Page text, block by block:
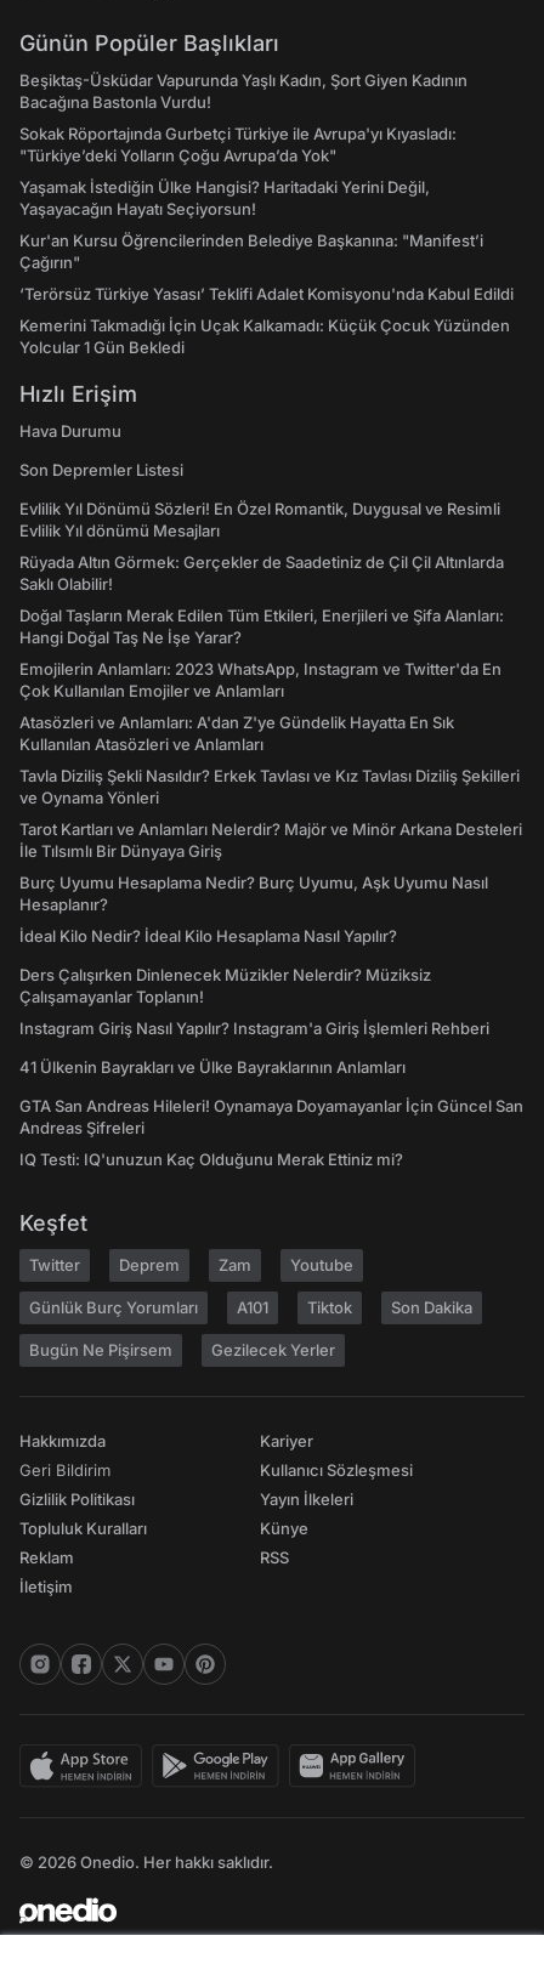
Günün Popüler Başlıkları
Beşiktaş-Üsküdar Vapurunda Yaşlı Kadın, Şort Giyen Kadının
Bacağına Bastonla Vurdu!
Sokak Röportajında Gurbetçi Türkiye ile Avrupa'yı Kıyasladı:
"Türkiye’deki Yolların Çoğu Avrupa’da Yok"
Yaşamak İstediğin Ülke Hangisi? Haritadaki Yerini Değil,
Yaşayacağın Hayatı Seçiyorsun!
Kur'an Kursu Öğrencilerinden Belediye Başkanına: "Manifest’i
Çağırın"
‘Terörsüz Türkiye Yasası’ Teklifi Adalet Komisyonu'nda Kabul Edildi
Kemerini Takmadığı İçin Uçak Kalkamadı: Küçük Çocuk Yüzünden
Yolcular 1 Gün Bekledi
Hızlı Erişim
Hava Durumu
Son Depremler Listesi
Evlilik Yıl Dönümü Sözleri! En Özel Romantik, Duygusal ve Resimli
Evlilik Yıl dönümü Mesajları
Rüyada Altın Görmek: Gerçekler de Saadetiniz de Çil Çil Altınlarda
Saklı Olabilir!
Doğal Taşların Merak Edilen Tüm Etkileri, Enerjileri ve Şifa Alanları:
Hangi Doğal Taş Ne İşe Yarar?
Emojilerin Anlamları: 2023 WhatsApp, Instagram ve Twitter'da En
Çok Kullanılan Emojiler ve Anlamları
Atasözleri ve Anlamları: A'dan Z'ye Gündelik Hayatta En Sık
Kullanılan Atasözleri ve Anlamları
Tavla Diziliş Şekli Nasıldır? Erkek Tavlası ve Kız Tavlası Diziliş Şekilleri
ve Oynama Yönleri
Tarot Kartları ve Anlamları Nelerdir? Majör ve Minör Arkana Desteleri
İle Tılsımlı Bir Dünyaya Giriş
Burç Uyumu Hesaplama Nedir? Burç Uyumu, Aşk Uyumu Nasıl
Hesaplanır?
İdeal Kilo Nedir? İdeal Kilo Hesaplama Nasıl Yapılır?
Ders Çalışırken Dinlenecek Müzikler Nelerdir? Müziksiz
Çalışamayanlar Toplanın!
Instagram Giriş Nasıl Yapılır? Instagram'a Giriş İşlemleri Rehberi
41 Ülkenin Bayrakları ve Ülke Bayraklarının Anlamları
GTA San Andreas Hileleri! Oynamaya Doyamayanlar İçin Güncel San
Andreas Şifreleri
IQ Testi: IQ'unuzun Kaç Olduğunu Merak Ettiniz mi?
Keşfet
Twitter Deprem Zam Youtube
Günlük Burç Yorumları A101 Tiktok Son Dakika
Bugün Ne Pişirsem Gezilecek Yerler
Hakkımızda
Geri Bildirim
Gizlilik Politikası
Topluluk Kuralları
Reklam
İletişim
Kariyer
Kullanıcı Sözleşmesi
Yayın İlkeleri
Künye
RSS
© 2026 Onedio. Her hakkı saklıdır.